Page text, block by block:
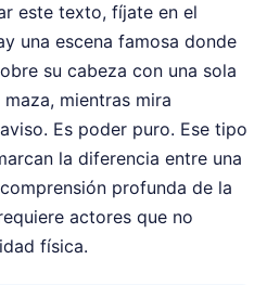
este texto, fíjate en el
una escena famosa donde
su cabeza con una sola
mientras mira
Es poder puro. Ese tipo
la diferencia entre una
profunda de la
actores que no
física.